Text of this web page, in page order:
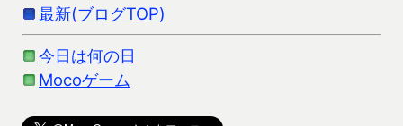
最新(ブログTOP)
今日は何の日
Mocoゲーム